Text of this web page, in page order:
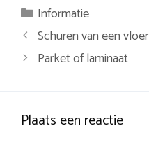
Categorieën
Informatie
Berichtnavigatie
Schuren van een vloer
Parket of laminaat
Plaats een reactie